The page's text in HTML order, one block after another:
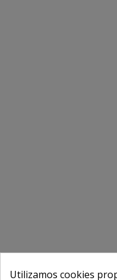
Utilizamos cookies